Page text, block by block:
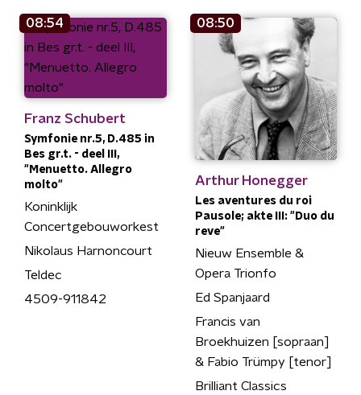
08:54
Franz Schubert
Symfonie nr.5, D.485 in
Bes gr.t. - deel III,
"Menuetto. Allegro
molto"
Koninklijk
Concertgebouworkest
Nikolaus Harnoncourt
Teldec
4509-911842
08:50
Arthur Honegger
Les aventures du roi
Pausole; akte III: "Duo du
reve"
Nieuw Ensemble &
Opera Trionfo
Ed Spanjaard
Francis van
Broekhuizen [sopraan]
& Fabio Trümpy [tenor]
Brilliant Classics